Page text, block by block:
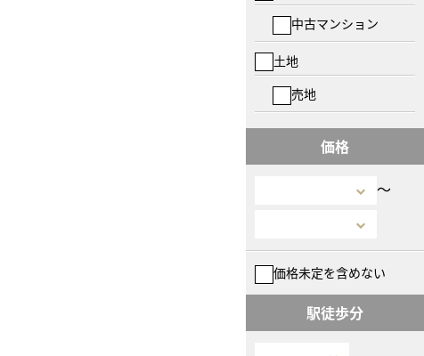
中古マンション
土地
売地
価格
〜
価格未定を含めない
駅徒歩分